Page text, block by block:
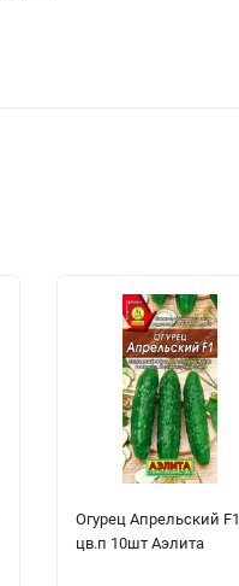
Огурец Апрельский F1
цв.п 10шт Аэлита